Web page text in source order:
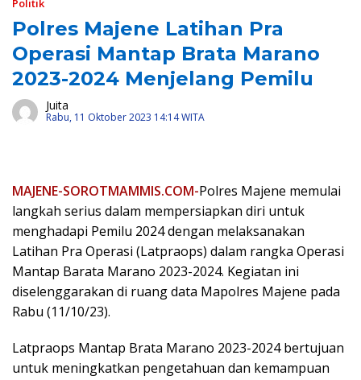
Politik
Polres Majene Latihan Pra
Operasi Mantap Brata Marano
2023-2024 Menjelang Pemilu
Juita
Rabu, 11 Oktober 2023 14:14 WITA
MAJENE-SOROTMAMMIS.COM-Polres Majene memulai
langkah serius dalam mempersiapkan diri untuk
menghadapi Pemilu 2024 dengan melaksanakan
Latihan Pra Operasi (Latpraops) dalam rangka Operasi
Mantap Barata Marano 2023-2024. Kegiatan ini
diselenggarakan di ruang data Mapolres Majene pada
Rabu (11/10/23).
Latpraops Mantap Brata Marano 2023-2024 bertujuan
untuk meningkatkan pengetahuan dan kemampuan